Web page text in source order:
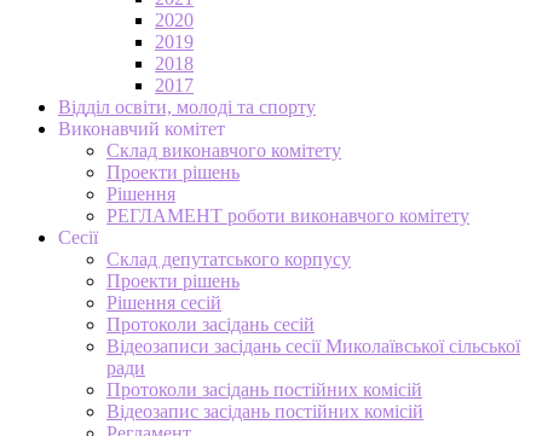
2020
2019
2018
2017
Відділ освіти, молоді та спорту
Виконавчий комітет
Склад виконавчого комітету
Проекти рішень
Рішення
РЕГЛАМЕНТ роботи виконавчого комітету
Сесії
Склад депутатського корпусу
Проекти рішень
Рішення сесій
Протоколи засідань сесій
Відеозаписи засідань сесії Миколаївської сільської
ради
Протоколи засідань постійних комісій
Відеозапис засідань постійних комісій